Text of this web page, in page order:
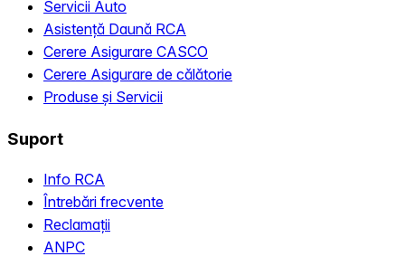
Servicii Auto
Asistență Daună RCA
Cerere Asigurare CASCO
Cerere Asigurare de călătorie
Produse și Servicii
Suport
Info RCA
Întrebări frecvente
Reclamații
ANPC